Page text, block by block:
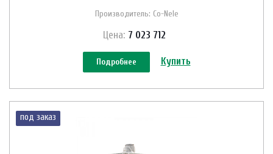
Производитель: Co-Nele
Цена: 7 023 712
Подробнее Купить
под заказ